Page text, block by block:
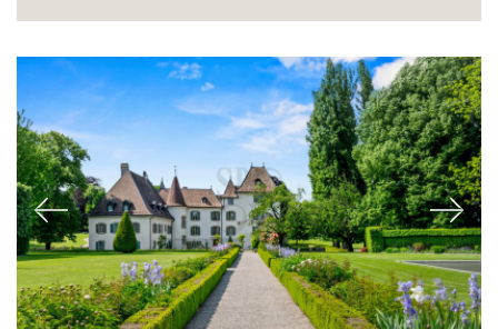
Acheter
Louer
International
Vendre
Previous Next